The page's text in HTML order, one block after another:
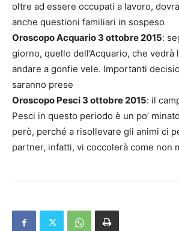
oltre ad essere occupati a lavoro,
anche questioni familiari in sospeso
Oroscopo Acquario 3 ottobre 2015:
giorno, quello dell’Acquario, che vedrà
andare a gonfie vele. Importanti
saranno prese
Oroscopo Pesci 3 ottobre 2015: il
Pesci in questo periodo è un po’
però, perché a risollevare gli animi ci
partner, infatti, vi coccolerà come non